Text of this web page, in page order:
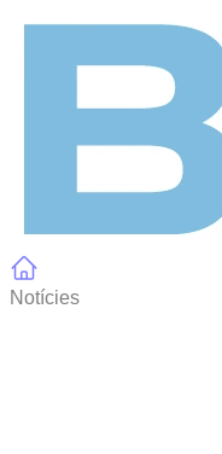
Notícies